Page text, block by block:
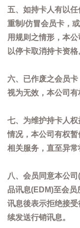
五、如持卡人有以任
重制/仿冒会员卡，
用规则之情形，本
以停卡取消持卡资格
六、已作废之会员
视为无效，本公司有
七、为维护持卡人
情况，本公司有权
相关服务，直至异常
八、会员同意本公
品讯息(EDM)至会员
讯息後表示拒绝接
续发送行销讯息。